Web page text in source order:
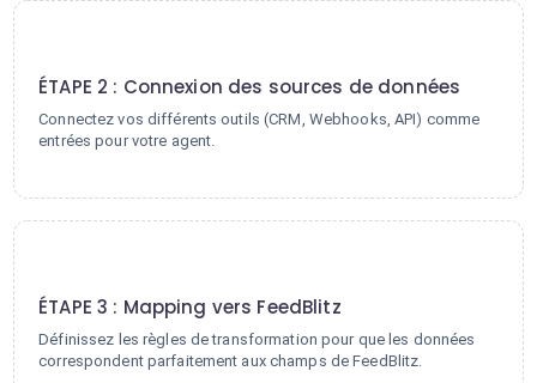
ÉTAPE 2 : Connexion des sources de données
Connectez vos différents outils (CRM, Webhooks, API) comme
entrées pour votre agent.
ÉTAPE 3 : Mapping vers FeedBlitz
Définissez les règles de transformation pour que les données
correspondent parfaitement aux champs de FeedBlitz.